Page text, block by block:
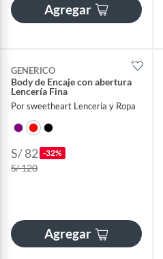
Agregar
GENERICO
Body de Encaje con abertura
Lencería Fina
Por sweetheart Lenceria y Ropa
S/ 82 -32%
S/ 120
Agregar